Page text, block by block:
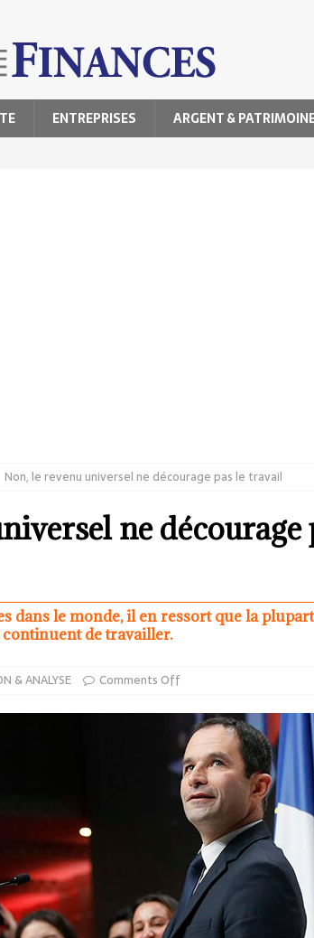
ENTREPRISES ARGENT &
Non, le revenu universel ne décourage pas le travail
ne décourage
dans le monde, il en ressort que la
de travailler.
& ANALYSE Comments Off